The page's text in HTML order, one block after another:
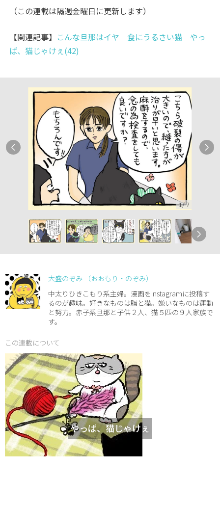
（この連載は隔週金曜日に更新します）
【関連記事】 こんな旦那はイヤ 食にうるさい猫 やっ
ぱ、猫じゃけぇ(42)
1/7
大盛のぞみ （おおもり・のぞみ）
中太りひきこもり系主婦。漫画をInstagramに投稿す
るのが趣味。好きなものは脂と猫。嫌いなものは運動
と努力。赤子系旦那と子供２人、猫５匹の９人家族で
す。
この連載について
やっぱ、猫じゃけぇ